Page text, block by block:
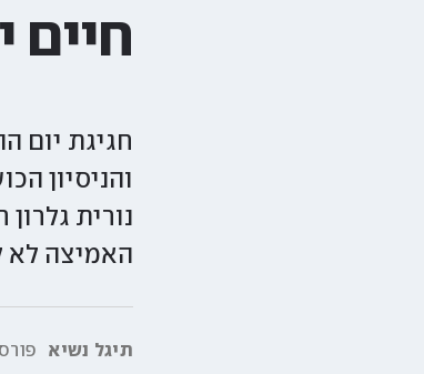
חיים
חגיגת יום
נורית
האמיצה לא
תיגל נשיא